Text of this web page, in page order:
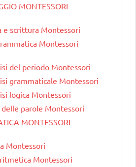
MONTESSORI
e scrittura Montessori
Montessori
del periodo Montessori
grammaticale Montessori
logica Montessori
parole Montessori
MONTESSORI
Montessori
Montessori